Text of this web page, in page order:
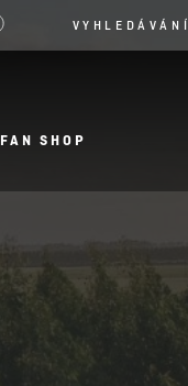
VYHLEDÁVÁNÍ
FAN SHOP